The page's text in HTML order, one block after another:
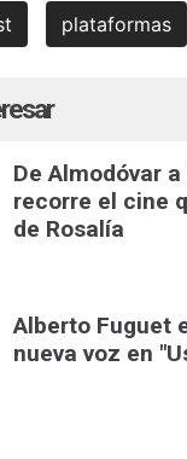
plataformas
De Almodóvar
recorre el cine
de Rosalía
Alberto Fuguet
nueva voz en